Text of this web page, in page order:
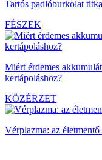
Tartós padlóburkolat
FÉSZEK
Miért érdemes
kertápoláshoz?
KÖZÉRZET
Vérplazma: az